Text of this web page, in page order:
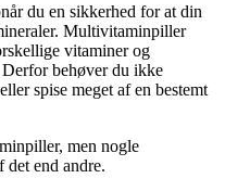
du en sikkerhed for at din
Multivitaminpiller
vitaminer og
behøver du ikke
spise meget af en bestemt
men nogle
det end andre.